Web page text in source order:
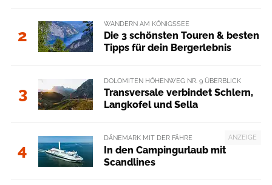
2
WANDERN AM KÖNIGSSEE
Die 3 schönsten Touren & besten
Tipps für dein Bergerlebnis
3
DOLOMITEN HÖHENWEG NR. 9 ÜBERBLICK
Transversale verbindet Schlern,
Langkofel und Sella
4
ANZEIGE
DÄNEMARK MIT DER FÄHRE
In den Campingurlaub mit
Scandlines